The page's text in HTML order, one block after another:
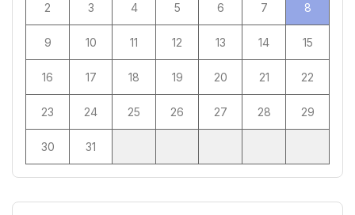
2 3 4 5 6 7 8
9 10 11 12 13 14 15
16 17 18 19 20 21 22
23 24 25 26 27 28 29
30 31